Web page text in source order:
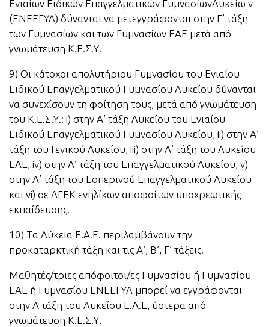
Ενιαίων Ειδικών Επαγγελματικών ΓυμνασίωνΛυκείω ν
(ΕΝΕΕΓΥΛ) δύνανται να μετεγγράφονται στην Γ’ τάξη
των Γυμνασίων και των Γυμνασίων ΕΑΕ μετά από
γνωμάτευση Κ.Ε.Σ.Υ.
9) Οι κάτοχοι απολυτήριου Γυμνασίου του Ενιαίου
Ειδικού Επαγγελματικού Γυμνασίου Λυκείου δύνανται
να συνεχίσουν τη φοίτηση τους, μετά από γνωμάτευση
του Κ.Ε.Σ.Υ.: i) στην Α’ τάξη Λυκείου του Ενιαίου
Ειδικού Επαγγελματικού Γυμνασίου Λυκείου, ii) στην Α’
τάξη του Γενικού Λυκείου, iii) στην Α’ τάξη του Λυκείου
ΕΑΕ, iv) στην Α’ τάξη του Επαγγελματικού Λυκείου, ν)
στην Α’ τάξη του Εσπερινού Επαγγελματικού Λυκείου
και vi) σε ΔΓΕΚ ενηλίκων αποφοίτων υποχρεωτικής
εκπαίδευσης.
10) Τα Λύκεια Ε.Α.Ε. περιλαμβάνουν την
προκαταρκτική τάξη και τις Α’, Β’, Γ’ τάξεις.
Μαθητές/τριες απόφοιτοι/ες Γυμνασίου ή Γυμνασίου
ΕΑΕ ή Γυμνασίου ΕΝΕΕΓΥΛ μπορεί να εγγράφονται
στην Α τάξη του Λυκείου Ε.Α.Ε, ύστερα από
γνωμάτευση Κ.Ε.Σ.Υ.